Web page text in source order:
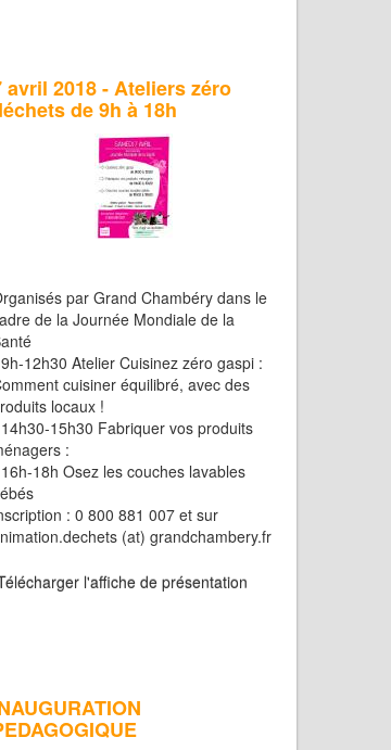
avril 2018 - Ateliers zéro
de 9h à 18h
par Grand Chambéry dans le
de la Journée Mondiale de la
12h30 Atelier Cuisinez zéro gaspi :
cuisiner équilibré, avec des
locaux !
15h30 Fabriquer vos produits
:
18h Osez les couches lavables
: 0 800 881 007 et sur
(at) grandchambery.fr
l'affiche de présentation